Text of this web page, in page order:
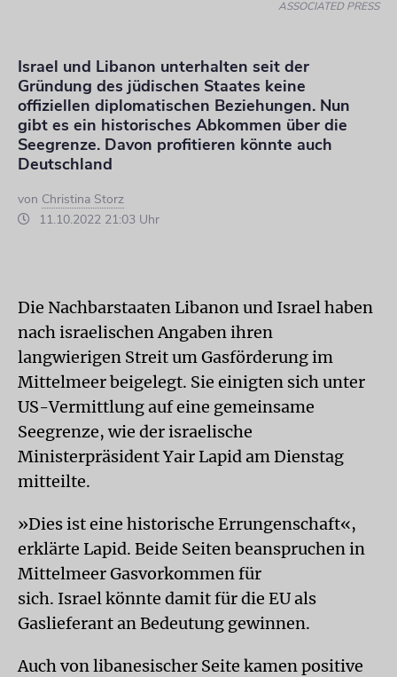
ASSOCIATED PRESS
Israel und Libanon unterhalten seit der
Gründung des jüdischen Staates keine
offiziellen diplomatischen Beziehungen. Nun
gibt es ein historisches Abkommen über die
Seegrenze. Davon profitieren könnte auch
Deutschland
von Christina Storz
11.10.2022 21:03 Uhr
Die Nachbarstaaten Libanon und Israel haben
nach israelischen Angaben ihren
langwierigen Streit um Gasförderung im
Mittelmeer beigelegt. Sie einigten sich unter
US-Vermittlung auf eine gemeinsame
Seegrenze, wie der israelische
Ministerpräsident Yair Lapid am Dienstag
mitteilte.
»Dies ist eine historische Errungenschaft«,
erklärte Lapid. Beide Seiten beanspruchen in
Mittelmeer Gasvorkommen für
sich. Israel könnte damit für die EU als
Gaslieferant an Bedeutung gewinnen.
Auch von libanesischer Seite kamen positive